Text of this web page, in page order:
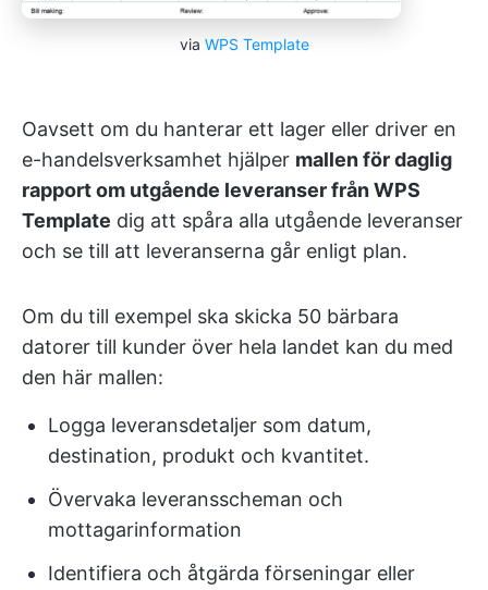
via WPS Template
Oavsett om du hanterar ett lager eller driver en
e-handelsverksamhet hjälper mallen för daglig
rapport om utgående leveranser från WPS
Template dig att spåra alla utgående leveranser
och se till att leveranserna går enligt plan.
Om du till exempel ska skicka 50 bärbara
datorer till kunder över hela landet kan du med
den här mallen:
Logga leveransdetaljer som datum,
destination, produkt och kvantitet.
Övervaka leveransscheman och
mottagarinformation
Identifiera och åtgärda förseningar eller